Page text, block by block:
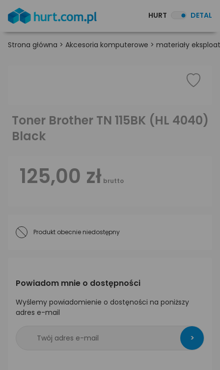
HURT DETAL
Strona główna > Akcesoria komputerowe > materiały
Toner Brother TN 115BK (HL 4040)
Black
125,00 zł brutto
Produkt obecnie niedostępny
Powiadom mnie o dostępności
Wyślemy powiadomienie o dostęności na poniższy
adres e-mail
>